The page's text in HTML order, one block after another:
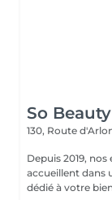
So
130, Route
Depuis 2019,
accueillent dans
dédié à votre